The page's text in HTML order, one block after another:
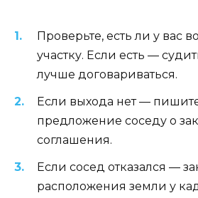
Проверьте, есть ли у вас
участку. Если есть —
лучше договариваться.
Если выхода нет —
предложение соседу о
соглашения.
Если сосед отказался —
расположения земли у